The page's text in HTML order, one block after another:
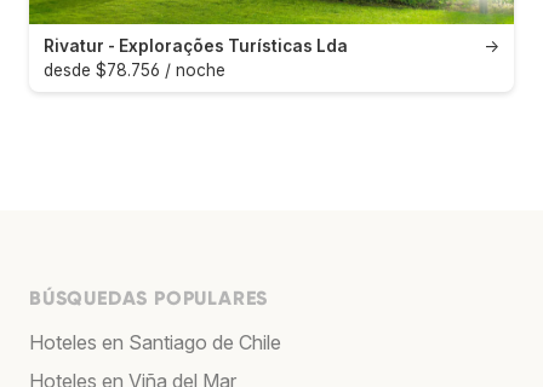
→
Rivatur - Explorações Turísticas Lda
desde $78.756 / noche
BÚSQUEDAS POPULARES
Hoteles en Santiago de Chile
Hoteles en Viña del Mar